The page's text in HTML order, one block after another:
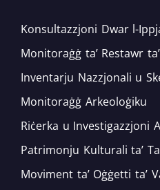
Konsultazzjoni Dwar l-
Monitoraġġ ta’ Restawr
Inventarju Nazzjonali u
Monitoraġġ Arkeoloġiku
Riċerka u Investigazzjoni
Patrimonju Kulturali ta’
Moviment ta’ Oġġetti ta’